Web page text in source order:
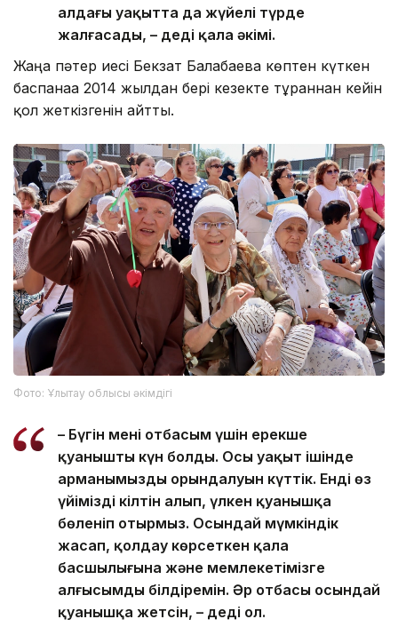
алдағы уақытта да жүйелі түрде
жалғасады, – деді қала әкімі.
Жаңа пәтер иесі Бекзат Балғабаева көптен күткен
баспанаға 2014 жылдан бері кезекте тұрғаннан кейін
қол жеткізгенін айтты.
Фото: Ұлытау облысы әкімдігі
– Бүгін менің отбасым үшін ерекше
қуанышты күн болды. Осы уақыт ішінде
арманымыздың орындалуын күттік. Енді өз
үйіміздің кілтін алып, үлкен қуанышқа
бөленіп отырмыз. Осындай мүмкіндік
жасап, қолдау көрсеткен қала
басшылығына және мемлекетімізге
алғысымды білдіремін. Әр отбасы осындай
қуанышқа жетсін, – деді ол.